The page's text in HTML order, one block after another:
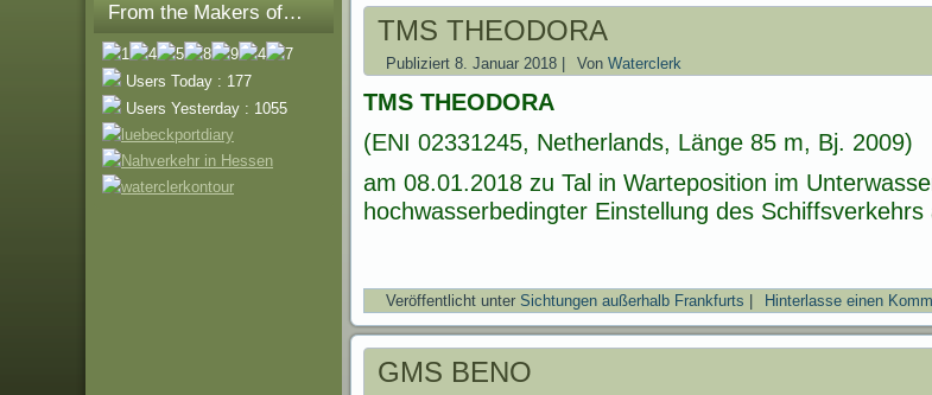
From the Makers of…
Users Today : 177
Users Yesterday : 1055
TMS THEODORA
Publiziert 8. Januar 2018 Von Waterclerk
TMS THEODORA
(ENI 02331245, Netherlands, Länge 85 m, Bj. 2009)
am 08.01.2018 zu Tal in Warteposition im
hochwasserbedingter Einstellung des
Veröffentlicht unter Sichtungen außerhalb Frankfurts Hinterlasse einen
GMS BENO